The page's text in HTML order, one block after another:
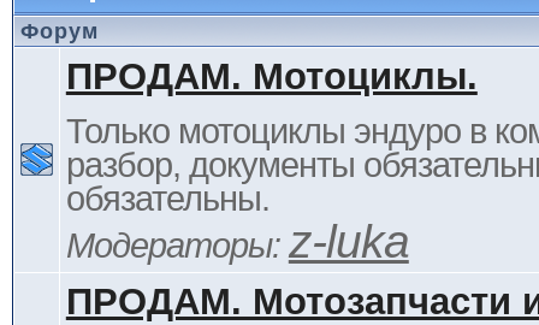
Форум
ПРОДАМ. Мотоциклы.
Только мотоциклы эндуро в
разбор, документы
обязательны.
Модераторы: z-luka
ПРОДАМ. Мотозапчасти